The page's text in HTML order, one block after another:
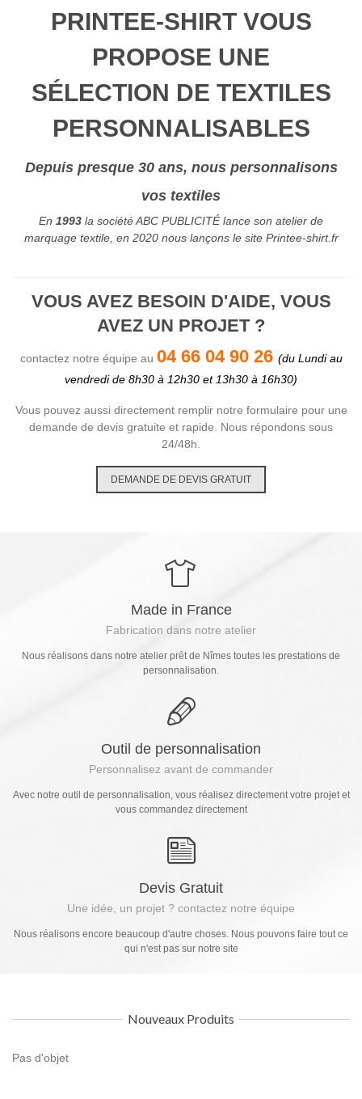
PRINTEE-SHIRT VOUS
PROPOSE UNE
SÉLECTION DE TEXTILES
PERSONNALISABLES
Depuis presque 30 ans, nous personnalisons
vos textiles
En 1993 la sociétéABC PUBLICITÉlance son atelier de
marquage textile, en 2020 nous lançons le site Printee-shirt.fr
VOUS AVEZ BESOIN D'AIDE, VOUS
AVEZ UN PROJET ?
contactez notre équipe au 04 66 04 90 26 (du Lundi au
vendredi de 8h30 à 12h30 et 13h30 à 16h30)
Vous pouvez aussi directement remplir notre formulaire pour une
demande de devis gratuite et rapide. Nous répondons sous
24/48h.
DEMANDE DE DEVIS GRATUIT
Made in France
Fabrication dans notre atelier
Nous réalisons dans notre atelier prêt de Nîmes toutes les prestations de
personnalisation.
Outil de personnalisation
Personnalisez avant de commander
Avec notre outil de personnalisation, vous réalisez directement votre projet et
vous commandez directement
Devis Gratuit
Une idée, un projet ? contactez notre équipe
Nous réalisons encore beaucoup d'autre choses. Nous pouvons faire tout ce
qui n'est pas sur notre site
Nouveaux Produits
Pas d'objet